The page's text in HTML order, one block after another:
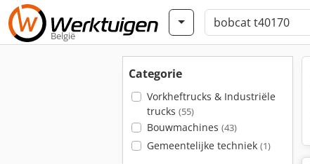
België
Categorie
Vorkheftrucks & Industriële
trucks (55)
Bouwmachines (43)
Gemeentelijke techniek (1)